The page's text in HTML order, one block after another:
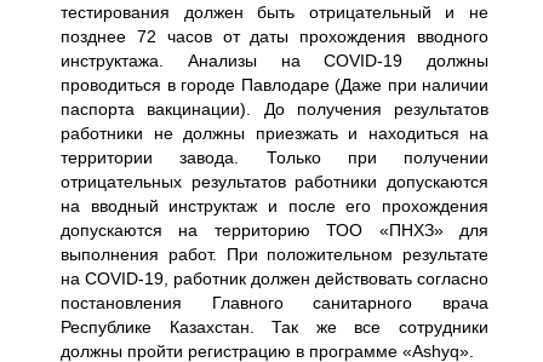
тестирования должен быть отрицательный и не
позднее 72 часов от даты прохождения вводного
инструктажа. Анализы на COVID-19 должны
проводиться в городе Павлодаре (Даже при наличии
паспорта вакцинации). До получения результатов
работники не должны приезжать и находиться на
территории завода. Только при получении
отрицательных результатов работники допускаются
на вводный инструктаж и после его прохождения
допускаются на территорию ТОО «ПНХЗ» для
выполнения работ. При положительном результате
на COVID-19, работник должен действовать согласно
постановления Главного санитарного врача
Республике Казахстан. Так же все сотрудники
должны пройти регистрацию в программе «Ashyq».